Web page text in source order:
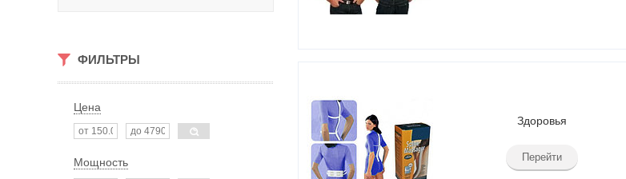
ФИЛЬТРЫ
Цена
Мощность
Здоровья
Перейти